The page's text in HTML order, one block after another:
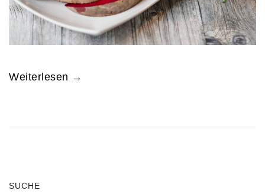
Weiterlesen →
SUCHE